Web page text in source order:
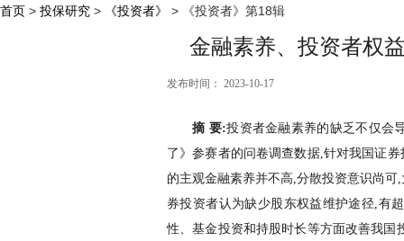
首页 > 投保研究 > 《投资者》 > 《投资者》第18辑
金融素养、投资者权
发布时间： 2023-10-17
摘 要:投资者金融素养的缺乏不仅会
了》参赛者的问卷调查数据,针对我国证
的主观金融素养并不高,分散投资意识尚
券投资者认为缺少股东权益维护途径,有
性、基金投资和持股时长等方面改善我国